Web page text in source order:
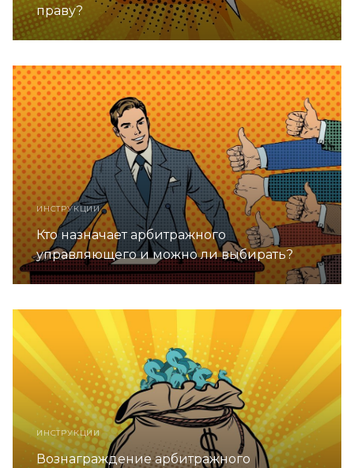
праву?
ИНСТРУКЦИИ
Кто назначает арбитражного
управляющего и можно ли выбирать?
ИНСТРУКЦИИ
Вознаграждение арбитражного